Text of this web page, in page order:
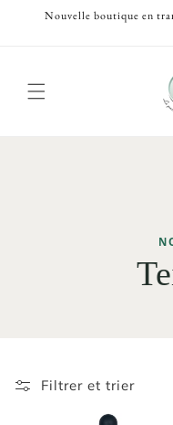
passer
Nouvelle boutique en
Filtrer et trier